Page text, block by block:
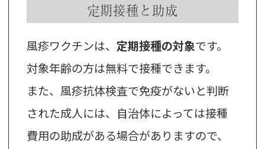
定期接種と助成
風疹ワクチンは、 定期接種の対象です。
対象年齢の方は無料で接種できます。
また、風疹抗体検査で免疫がないと判断
された成人には、自治体によっては接種
費用の助成がある場合がありますので、